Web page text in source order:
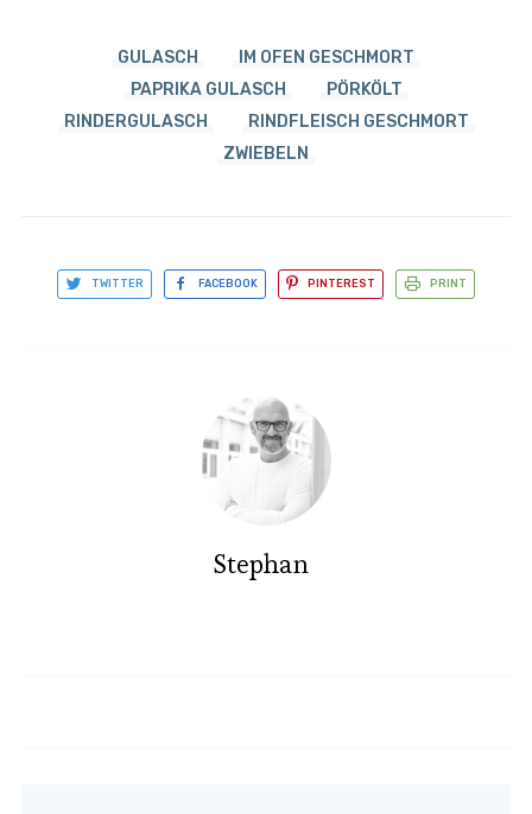
GULASCH
IM OFEN GESCHMORT
PAPRIKA GULASCH
PÖRKÖLT
RINDERGULASCH
RINDFLEISCH GESCHMORT
ZWIEBELN
TWITTER FACEBOOK PINTEREST PRINT
Stephan